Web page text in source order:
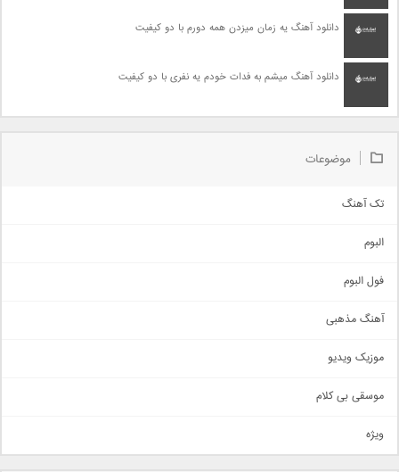
دانلود آهنگ یه زمان میزدن همه دورم با دو کیفیت
دانلود آهنگ میشم به فدات خودم یه نفری با دو کیفیت
موضوعات
تک آهنگ
اجتماعی
حماسی
سنتی
اهنگ بندرعباسی
دمو
مذهبی
البوم
فول البوم
آهنگ مذهبی
موزیک ویدیو
موسقی بی کلام
ویژه